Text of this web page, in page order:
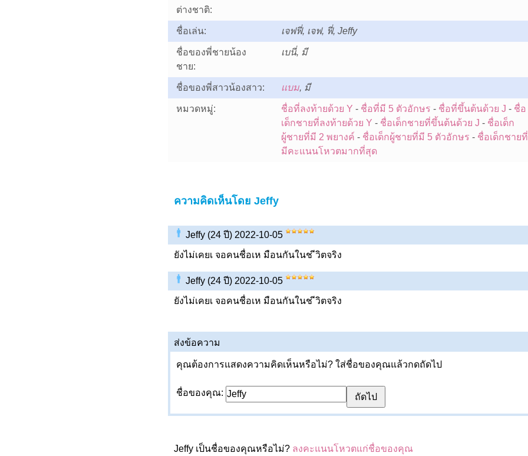
ต่างชาติ:
ชื่อเล่น: เจฟฟี่, เจฟ, ฟี่, Jeffy
ชื่อของพี่ชายน้อง
ชาย:
เบนี่, มี
ชื่อของพี่สาวน้องสาว: เเบม, มี
หมวดหมู่: ชื่อที่ลงท้ายด้วย Y - ชื่อที่มี 5 ตัวอักษร - ชื่อที่ขึ้นต้นด้วย J - ชื่อ
เด็กชายที่ลงท้ายด้วย Y - ชื่อเด็กชายที่ขึ้นต้นด้วย J - ชื่อเด็ก
ผู้ชายที่มี 2 พยางค์ - ชื่อเด็กผู้ชายที่มี 5 ตัวอักษร - ชื่อเด็กชายที่
มีคะแนนโหวตมากที่สุด
ความคิดเห็นโดย Jeffy
Jeffy (24 ปี) 2022-10-05
ยังไม่เคยเ จอคนชื่อเห มือนกันในช ีวิตจริง
Jeffy (24 ปี) 2022-10-05
ยังไม่เคยเ จอคนชื่อเห มือนกันในช ีวิตจริง
ส่งข้อความ
คุณต้องการแสดงความคิดเห็นหรือไม่? ใส่ชื่อของคุณแล้วกดถัดไป
ชื่อของคุณ:
Jeffy เป็นชื่อของคุณหรือไม่? ลงคะแนนโหวตแก่ชื่อของคุณ